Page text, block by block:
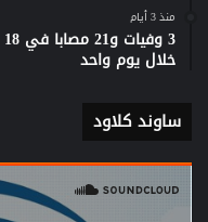
منذ 3 أيام
خلال يوم واحد
ساوند كلاود